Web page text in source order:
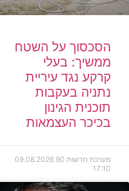
הסכסוך על השטח
ממשיך: בעלי
קרקע נגד עיריית
נתניה בעקבות
תוכנית הגינון
בכיכר העצמאות
מערכת חדשות 90
09.08.2026
17:10